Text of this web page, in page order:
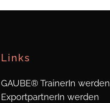
Links
GAUBE® TrainerIn werden
ExportpartnerIn werden